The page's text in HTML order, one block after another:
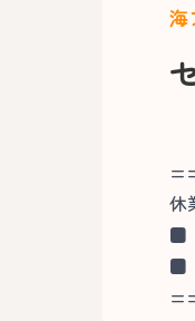
海
休
■
■